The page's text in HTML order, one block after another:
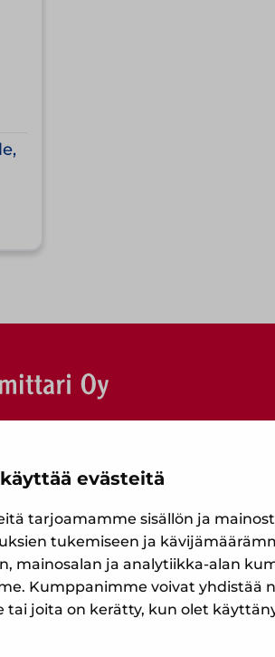
evästeitä
tarjoamamme sisällön ja
tukemiseen ja
mainosalan ja analytiikka-alan
Kumppanimme voivat yhdistää
tai joita on kerätty, kun olet